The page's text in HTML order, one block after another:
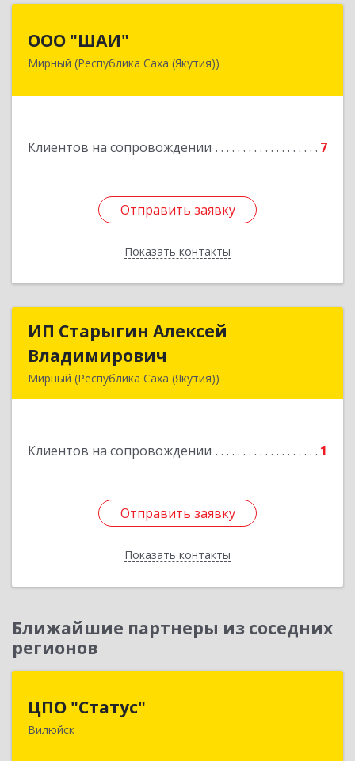
ООО "ШАИ"
Мирный (Республика Саха (Якутия))
Клиентов на сопровождении 7
Отправить заявку
Показать контакты
678175, Республика Саха (Якутия), у.
Подробнее
Отправить заявку
Назад
ИП Старыгин Алексей
Владимирович
Мирный (Республика Саха (Якутия))
Клиентов на сопровождении 1
Отправить заявку
Показать контакты
ИП Старыгин Алексей
Отправить заявку
Назад
Ближайшие партнеры из соседних
регионов
ЦПО "Статус"
Вилюйск
677000, Саха /Якутия/ Респ, Якутск г, Ленина пр-